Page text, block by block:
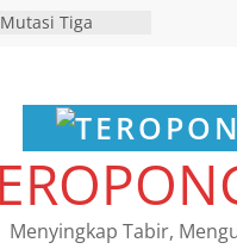
Tiga
NGANJUK
TINDAK
FKLL
TERKAIT
Laka Lantas
Menyingkap Tabir,